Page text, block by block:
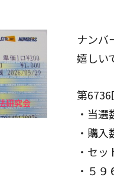
ナンバ
嬉しい
第6736
・当
・購
・セッ
・５